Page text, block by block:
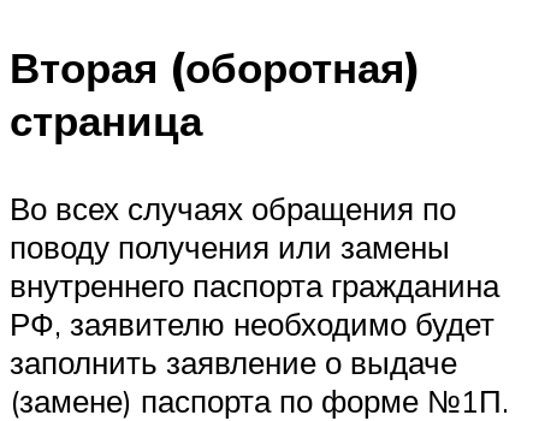
Вторая (оборотная)
страница
Во всех случаях обращения по
поводу получения или замены
внутреннего паспорта гражданина
РФ, заявителю необходимо будет
заполнить заявление о выдаче
(замене) паспорта по форме №1П.